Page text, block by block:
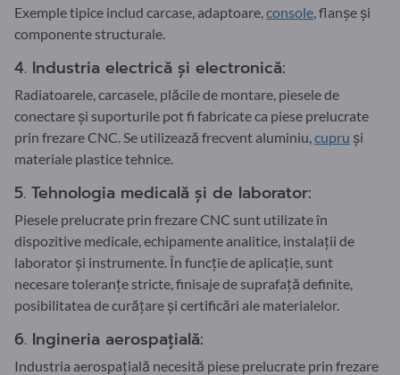
Exemple tipice includ carcase, adaptoare,console, flanșe și
componente structurale.
4. Industria electrică și electronică:
Radiatoarele, carcasele, plăcile de montare, piesele de
conectare și suporturile pot fi fabricate ca piese prelucrate
prin frezare CNC. Se utilizează frecvent aluminiu,cupru și
materiale plastice tehnice.
5. Tehnologia medicală și de laborator:
Piesele prelucrate prin frezare CNC sunt utilizate în
dispozitive medicale, echipamente analitice, instalații de
laborator și instrumente. În funcție de aplicație, sunt
necesare toleranțe stricte, finisaje de suprafață definite,
posibilitatea de curățare și certificări ale materialelor.
6. Ingineria aerospațială:
Industria aerospațială necesită piese prelucrate prin frezare